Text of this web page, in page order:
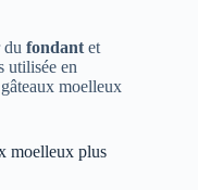
du fondantet
utilisée en
moelleux
moelleux plus